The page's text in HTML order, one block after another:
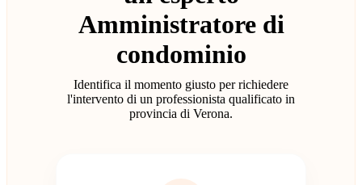
Amministratore di
condominio
Identifica il momento giusto per richiedere
l'intervento di un professionista qualificato in
provincia di Verona.